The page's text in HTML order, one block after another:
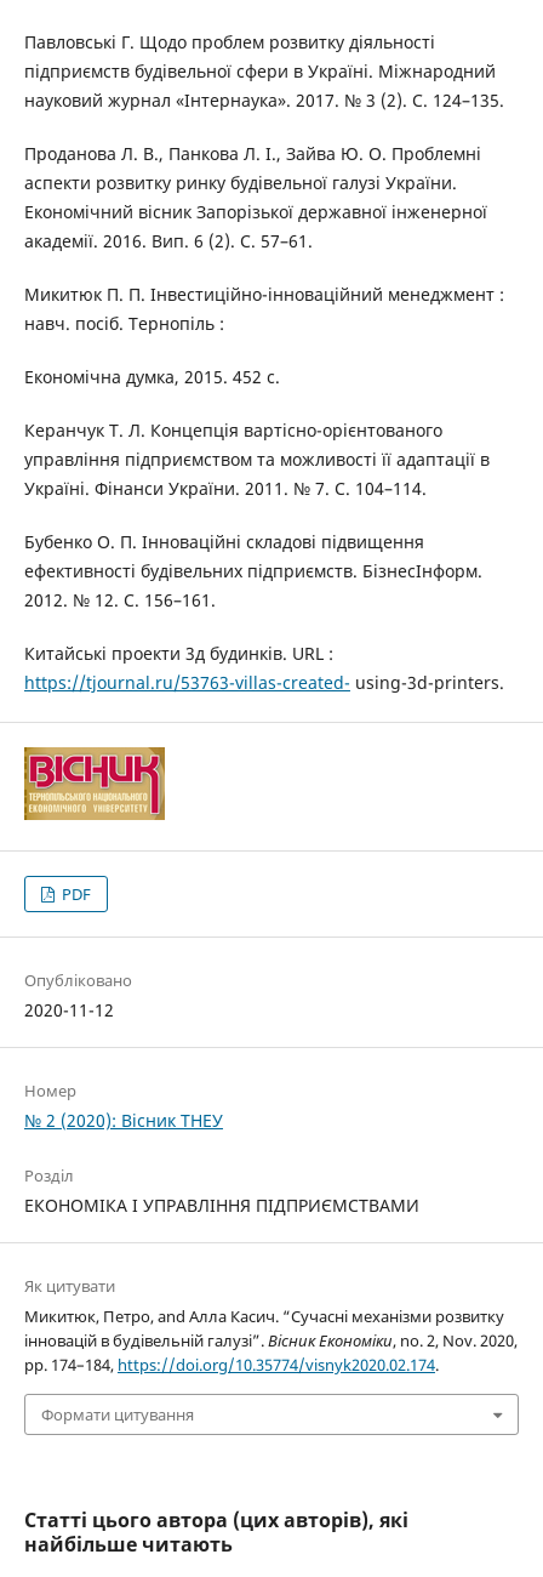
Павловські Г. Щодо проблем розвитку діяльності
підприємств будівельної сфери в Україні. Міжнародний
науковий журнал «Інтернаука». 2017. № 3 (2). С. 124–135.
Проданова Л. В., Панкова Л. І., Зайва Ю. О. Проблемні
аспекти розвитку ринку будівельної галузі України.
Економічний вісник Запорізької державної інженерної
академії. 2016. Вип. 6 (2). С. 57–61.
Микитюк П. П. Інвестиційно-інноваційний менеджмент :
навч. посіб. Тернопіль :
Економічна думка, 2015. 452 с.
Керанчук Т. Л. Концепція вартісно-орієнтованого
управління підприємством та можливості її адаптації в
Україні. Фінанси України. 2011. № 7. С. 104–114.
Бубенко О. П. Інноваційні складові підвищення
ефективності будівельних підприємств. БізнесІнформ.
2012. № 12. С. 156–161.
Китайські проекти 3д будинків. URL :
https://tjournal.ru/53763-villas-created- using-3d-printers.
PDF
Опубліковано
2020-11-12
Номер
№ 2 (2020): Вісник ТНЕУ
Розділ
ЕКОНОМІКА І УПРАВЛІННЯ ПІДПРИЄМСТВАМИ
Як цитувати
Микитюк, Петро, and Алла Касич. “Сучасні механізми розвитку
інновацій в будівельній галузі”.Вісник Економіки, no. 2, Nov. 2020,
pp. 174–184, https://doi.org/10.35774/visnyk2020.02.174.
Формати цитування
Статті цього автора (цих авторів), які
найбільше читають